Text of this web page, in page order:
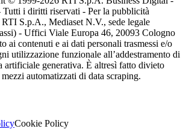
Tutti i diritti riservati - Per la pubblicità
S.p.A., Mediaset N.V., sede legale
- Uffici Viale Europa 46, 20093 Cologno
ai contenuti e ai dati personali trasmessi e/o
utilizzazione funzionale all’addestramento di
artificiale generativa. È altresì fatto divieto
automatizzati di data scraping.
Cookie Policy